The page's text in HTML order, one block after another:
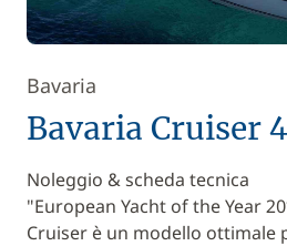
Bavaria
Bavaria Cruiser
Noleggio & scheda tecnica
"European Yacht of the Year
Cruiser è un modello ottimale